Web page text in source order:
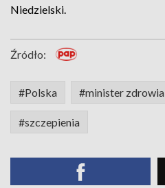
Niedzielski.
Źródło:
#Polska #minister zdrowia
#szczepienia